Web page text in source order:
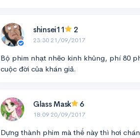
shinsei11 2
23:30 21/09/2017
Bộ phim nhạt nhẽo kinh khủng, phí 80
cuộc đời của khán giả.
Glass Mask 6
18:09 20/09/2017
Dựng thành phim mà thế này thì hơi